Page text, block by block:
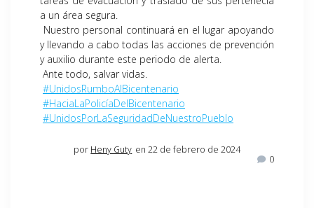
a un área segura.
Nuestro personal continuará en el lugar apoyando
y llevando a cabo todas las acciones de prevención
y auxilio durante este periodo de alerta.
Ante todo, salvar vidas.
#UnidosRumboAlBicentenario
#HaciaLaPolicíaDelBicentenario
#UnidosPorLaSeguridadDeNuestroPueblo
por Heny Guty en 22 de febrero de 2024
0